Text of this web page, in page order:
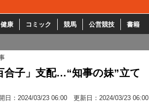
健康 コミック 競馬 公営競技 書籍
合子」支配…“知事の妹”立て
日： 2024/03/23 06:00 更新日： 2024/03/23 06:00